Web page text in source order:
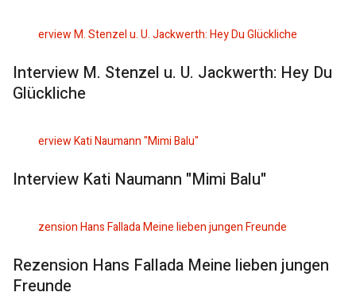
Interview M. Stenzel u. U. Jackwerth: Hey Du
Glückliche
Interview Kati Naumann "Mimi Balu"
Rezension Hans Fallada Meine lieben jungen
Freunde